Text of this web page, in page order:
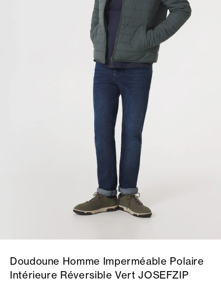
Doudoune Homme Imperméable Polaire
Intérieure Réversible Vert JOSEFZIP